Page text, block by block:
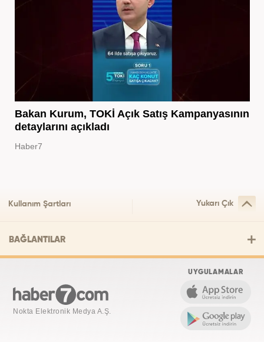
Bakan Kurum, TOKİ Açık Satış Kampanyasının
detaylarını açıkladı
Haber7
Kullanım Şartları Yukarı Çık
BAĞLANTILAR
Nokta Elektronik Medya A.Ş.
UYGULAMALAR